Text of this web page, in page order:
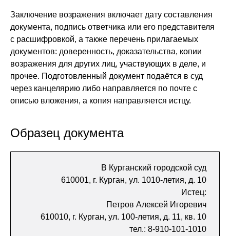
Заключение возражения включает дату составления
документа, подпись ответчика или его представителя
с расшифровкой, а также перечень прилагаемых
документов: доверенность, доказательства, копии
возражения для других лиц, участвующих в деле, и
прочее. Подготовленный документ подаётся в суд
через канцелярию либо направляется по почте с
описью вложения, а копия направляется истцу.
Образец документа
В Курганский городской суд
610001, г. Курган, ул. 1010-летия, д. 10
Истец:
Петров Алексей Игоревич
610010, г. Курган, ул. 100-летия, д. 11, кв. 10
тел.: 8-910-101-1010